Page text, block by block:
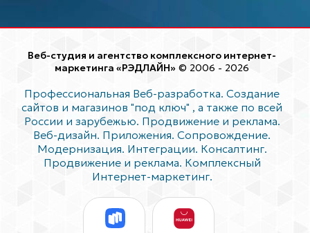
Веб-студия и агентство комплексного интернет-
маркетинга «РЭДЛАЙН» © 2006 - 2026
Профессиональная Веб-разработка. Создание
сайтов и магазинов "под ключ" , а также по всей
России и зарубежью. Продвижение и реклама.
Веб-дизайн. Приложения. Сопровождение.
Модернизация. Интеграции. Консалтинг.
Продвижение и реклама. Комплексный
Интернет-маркетинг.